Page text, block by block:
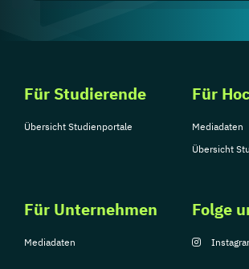
Für Studierende
Übersicht Studienportale
Für
Mediadaten
Übersicht
Für Unternehmen
Mediadaten
Folge